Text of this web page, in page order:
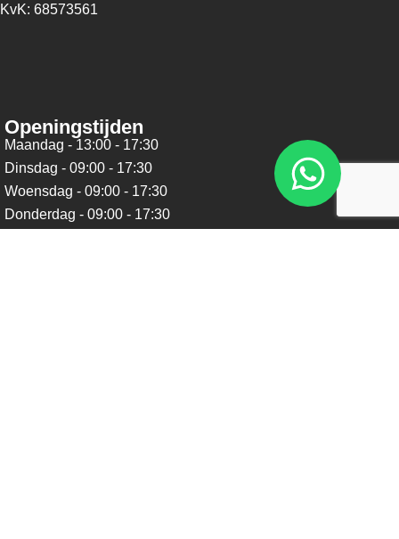
KvK: 68573561
Openingstijden
Maandag - 13:00 - 17:30
Dinsdag - 09:00 - 17:30
Woensdag - 09:00 - 17:30
Donderdag - 09:00 - 17:30